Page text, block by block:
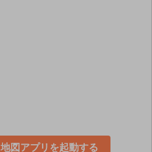
地図アプリを起動する